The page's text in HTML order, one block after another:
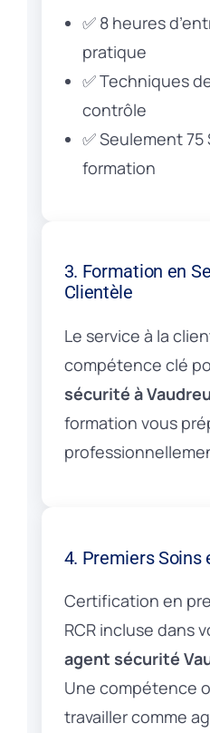
✅ 8 heures
pratique
✅ Techniques
contrôle
✅ Seulement
formation
3. Formation en
Clientèle
Le service à la
compétence clé
sécurité à
formation vous
4. Premiers Soins
Certification en
RCR incluse dans
agent sécurité
Une compétence
travailler comme